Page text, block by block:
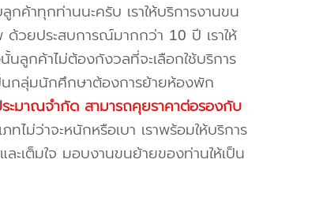
ค้าทุกท่านนะครับ เราให้บริการงานขน
ยประสบการณ์มากกว่า 10 ปี เราให้
ลูกค้าไม่ต้องกังวลที่จะเลือกใช้บริการ
ป็นกลุ่มนักศึกษาต้องการย้ายห้องพัก
ะมาณจำกัด สามารถคุยราคาต่อรองกับ
ไม่ว่าจะหนักหรือเบา เราพร้อมให้บริการ
เต็มใจ มอบงานขนย้ายของท่านให้เป็น